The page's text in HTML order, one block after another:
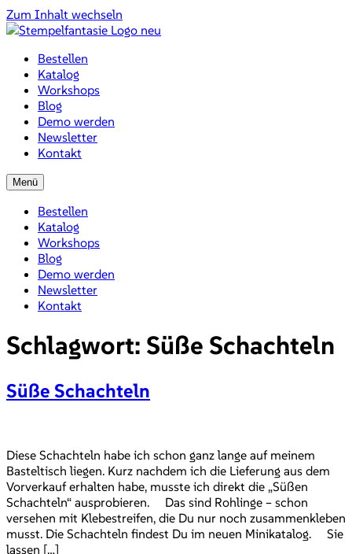
Zum Inhalt wechseln
Bestellen
Katalog
Workshops
Blog
Demo werden
Newsletter
Kontakt
Menü
Bestellen
Katalog
Workshops
Blog
Demo werden
Newsletter
Kontakt
Schlagwort: Süße Schachteln
Süße Schachteln
Diese Schachteln habe ich schon ganz lange auf meinem
Basteltisch liegen. Kurz nachdem ich die Lieferung aus dem
Vorverkauf erhalten habe, musste ich direkt die „Süßen
Schachteln“ ausprobieren. Das sind Rohlinge – schon
versehen mit Klebestreifen, die Du nur noch zusammenkleben
musst. Die Schachteln findest Du im neuen Minikatalog. Sie
lassen […]